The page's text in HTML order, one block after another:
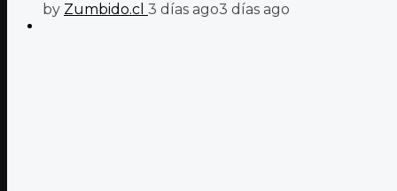
by Zumbido.cl 3 días ago3 días ago